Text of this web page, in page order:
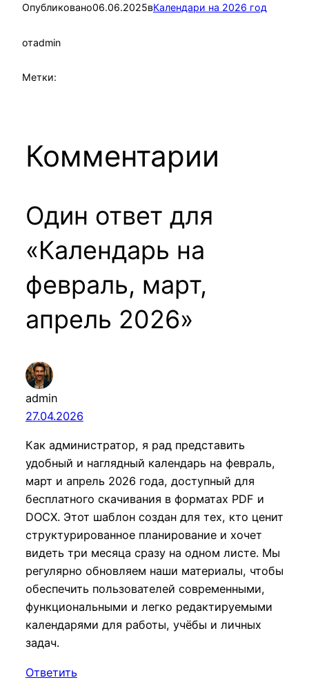
Опубликовано06.06.2025вКалендари на 2026 год
отadmin
Метки:
Комментарии
Один ответ для
«Календарь на
февраль, март,
апрель 2026»
admin
27.04.2026
Как администратор, я рад представить
удобный и наглядный календарь на февраль,
март и апрель 2026 года, доступный для
бесплатного скачивания в форматах PDF и
DOCX. Этот шаблон создан для тех, кто ценит
структурированное планирование и хочет
видеть три месяца сразу на одном листе. Мы
регулярно обновляем наши материалы, чтобы
обеспечить пользователей современными,
функциональными и легко редактируемыми
календарями для работы, учёбы и личных
задач.
Ответить